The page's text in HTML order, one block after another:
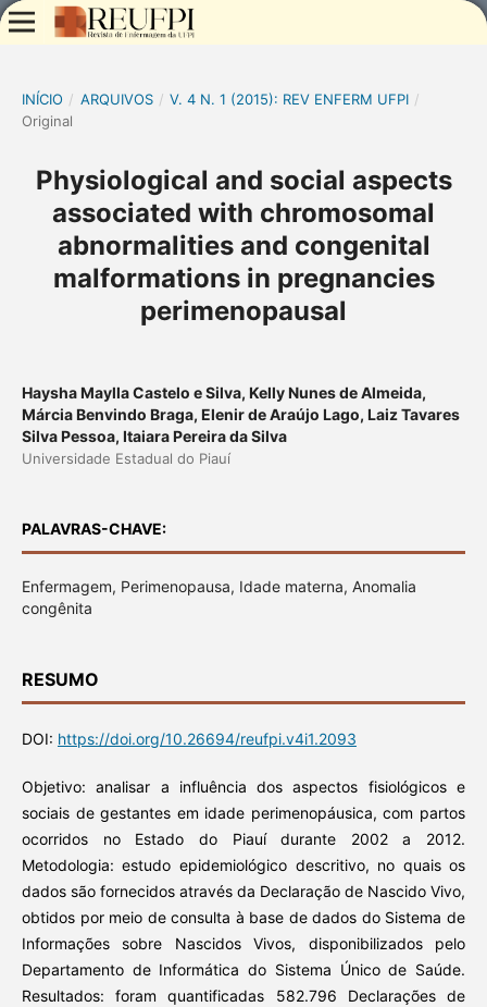
INÍCIO / ARQUIVOS / V. 4 N. 1 (2015): REV ENFERM UFPI /
Original
Physiological and social aspects
associated with chromosomal
abnormalities and congenital
malformations in pregnancies
perimenopausal
Haysha Maylla Castelo e Silva, Kelly Nunes de Almeida,
Márcia Benvindo Braga, Elenir de Araújo Lago, Laiz Tavares
Silva Pessoa, Itaiara Pereira da Silva
Universidade Estadual do Piauí
PALAVRAS-CHAVE:
Enfermagem, Perimenopausa, Idade materna, Anomalia
congênita
RESUMO
DOI: https://doi.org/10.26694/reufpi.v4i1.2093
Objetivo: analisar a influência dos aspectos fisiológicos e
sociais de gestantes em idade perimenopáusica, com partos
ocorridos no Estado do Piauí durante 2002 a 2012.
Metodologia: estudo epidemiológico descritivo, no quais os
dados são fornecidos através da Declaração de Nascido Vivo,
obtidos por meio de consulta à base de dados do Sistema de
Informações sobre Nascidos Vivos, disponibilizados pelo
Departamento de Informática do Sistema Único de Saúde.
Resultados: foram quantificadas 582.796 Declarações de